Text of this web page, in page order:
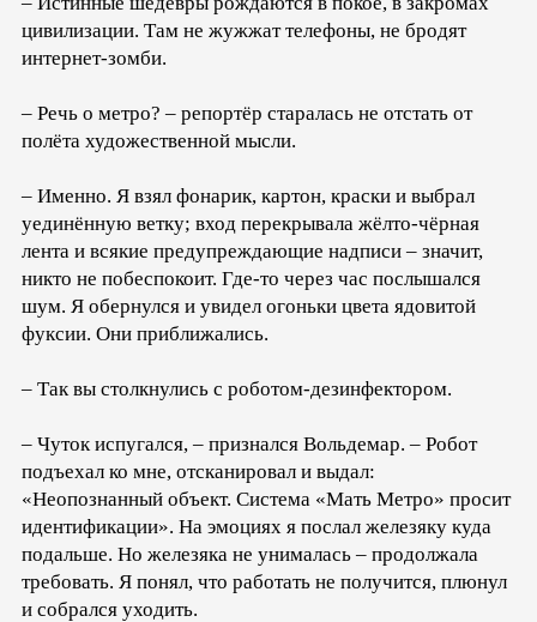
цивилизации. Там не жужжат телефоны, не бродят
интернет-зомби.
– Речь о метро? – репортёр старалась не отстать от
полёта художественной мысли.
– Именно. Я взял фонарик, картон, краски и выбрал
уединённую ветку; вход перекрывала жёлто-чёрная
лента и всякие предупреждающие надписи – значит,
никто не побеспокоит. Где-то через час послышался
шум. Я обернулся и увидел огоньки цвета ядовитой
фуксии. Они приближались.
– Так вы столкнулись с роботом-дезинфектором.
– Чуток испугался, – признался Вольдемар. – Робот
подъехал ко мне, отсканировал и выдал:
«Неопознанный объект. Система «Мать Метро» просит
идентификации». На эмоциях я послал железяку куда
подальше. Но железяка не унималась – продолжала
требовать. Я понял, что работать не получится, плюнул
и собрался уходить.